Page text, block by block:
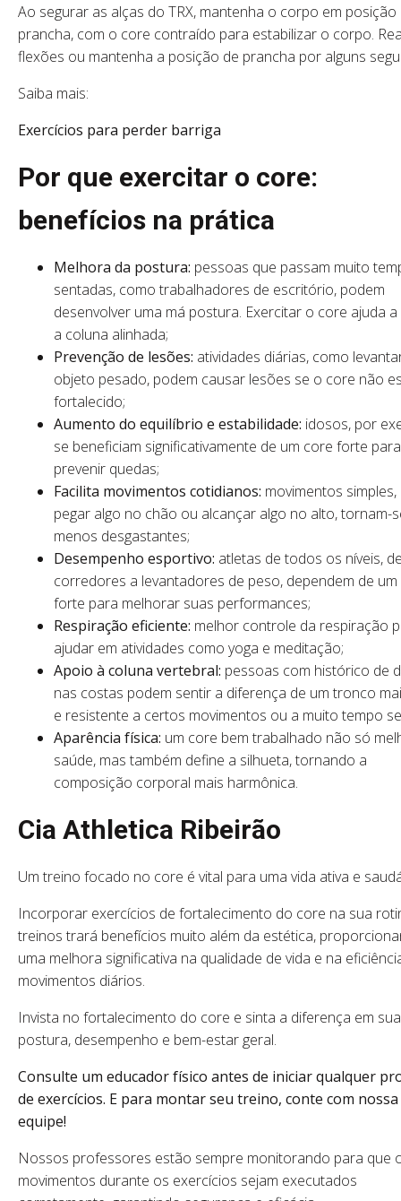
Ao segurar as alças do TRX, mantenha o corpo em posição
prancha, com o core contraído para estabilizar o corpo.
flexões ou mantenha a posição de prancha por alguns
Saiba mais:
Exercícios para perder barriga
Por que exercitar o core:
benefícios na prática
Melhora da postura: pessoas que passam muito
sentadas, como trabalhadores de escritório, podem
desenvolver uma má postura. Exercitar o core ajuda
a coluna alinhada;
Prevenção de lesões: atividades diárias, como
objeto pesado, podem causar lesões se o core não
fortalecido;
Aumento do equilíbrio e estabilidade: idosos, por
se beneficiam significativamente de um core forte para
prevenir quedas;
Facilita movimentos cotidianos: movimentos
pegar algo no chão ou alcançar algo no alto, tornam-
menos desgastantes;
Desempenho esportivo: atletas de todos os níveis,
corredores a levantadores de peso, dependem de
forte para melhorar suas performances;
Respiração eficiente: melhor controle da respiração
ajudar em atividades como yoga e meditação;
Apoio à coluna vertebral: pessoas com histórico de
nas costas podem sentir a diferença de um tronco
e resistente a certos movimentos ou a muito tempo
Aparência física: um core bem trabalhado não só
saúde, mas também define a silhueta, tornando a
composição corporal mais harmônica.
Cia Athletica Ribeirão
Um treino focado no core é vital para uma vida ativa e
Incorporar exercícios de fortalecimento do core na sua
treinos trará benefícios muito além da estética,
uma melhora significativa na qualidade de vida e na
movimentos diários.
Invista no fortalecimento do core e sinta a diferença em sua
postura, desempenho e bem-estar geral.
Consulte um educador físico antes de iniciar qualquer
de exercícios. E para montar seu treino, conte com nossa
equipe!
Nossos professores estão sempre monitorando para que
movimentos durante os exercícios sejam executados